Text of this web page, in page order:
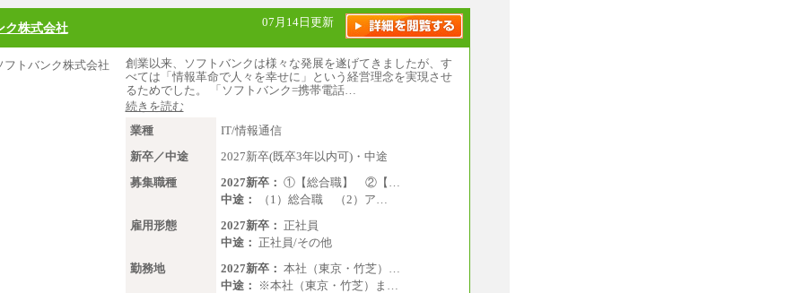
ク株式会社 07月14日更新
創業以来、ソフトバンクは様々な発展を遂げてきましたが、す
べては「情報革命で人々を幸せに」という経営理念を実現させ
るためでした。 「ソフトバンク=携帯電話…
続きを読む
業種
IT/情報通信
新卒／中途
2027新卒(既卒3年以内可)・中途
募集職種
2027新卒： ①【総合職】 ②【…
中途：
（1）総合職 （2）ア…
雇用形態
2027新卒： 正社員
中途： 正社員/その他
勤務地
2027新卒： 本社（東京・竹芝）…
中途：
※本社（東京・竹芝）ま…